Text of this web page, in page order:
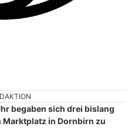
begaben sich drei bislang
Marktplatz in Dornbirn zu